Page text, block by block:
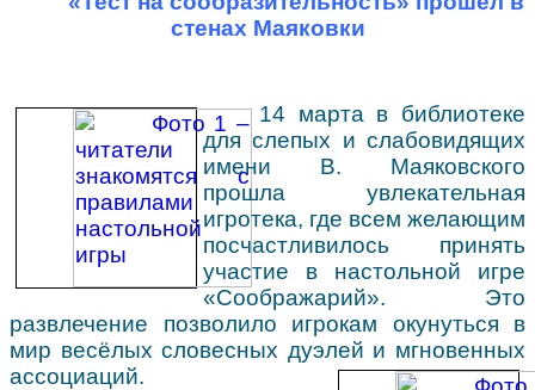
Доступная среда
Культура для школьников
стенах Маяковки
14 марта в библиотеке
для слепых и слабовидящих
имени В. Маяковского
прошла увлекательная
игротека, где всем желающим
посчастливилось принять
участие в настольной игре
«Соображарий». Это
развлечение позволило игрокам окунуться в
мир весёлых словесных дуэлей и мгновенных
ассоциаций.